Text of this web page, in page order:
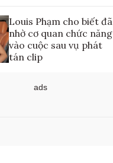
Louis Phạm cho biết đã
nhờ cơ quan chức năng
vào cuộc sau vụ phát
tán clip
ads